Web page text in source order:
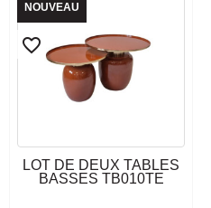
NOUVEAU
DERNIERS ARTICLES EN
STOCK
favorite_border
LOT DE DEUX TABLES
BASSES TB010TE